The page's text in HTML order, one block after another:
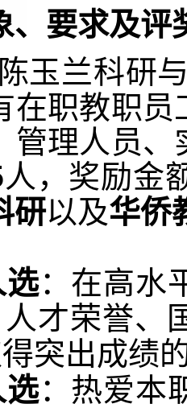
、要求及评
玉兰科研
在职教职
管理人员
人，奖励金
研以及华侨
选：在高水
才荣誉、
突出成绩
选：热爱本